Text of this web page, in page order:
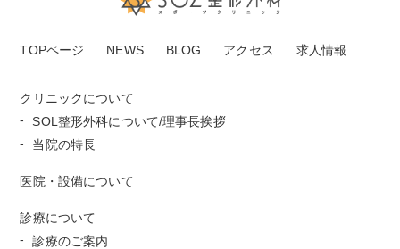
TOPページ NEWS BLOG アクセス 求人情報
クリニックについて
SOL整形外科について/理事長挨拶
当院の特長
医院・設備について
診療について
診療のご案内